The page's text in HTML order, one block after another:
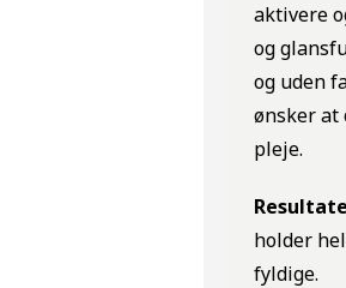
aktivere
og
og uden
ønsker at
pleje.
holder
fyldige.